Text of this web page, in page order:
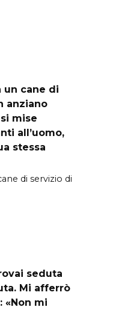
un cane di
anziano
mise
all’uomo,
stessa
di servizio di
seduta
Mi afferrò
«Non mi